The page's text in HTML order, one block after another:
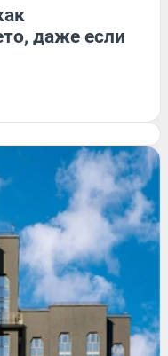
даже если